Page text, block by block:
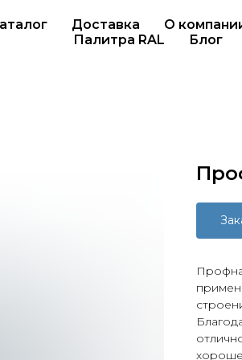
Доставка О
Палитра RAL
Блог